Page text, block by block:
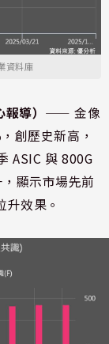
資料庫
導） ⸺ 金像
，創歷史新高，
ASIC 與 800G
顯示市場先前
效果。